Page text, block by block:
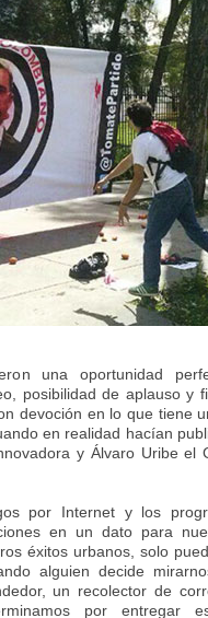
una oportunidad
posibilidad de aplauso y
devoción en lo que tiene
en realidad hacían
y Álvaro Uribe el
por Internet y los
en un dato para
éxitos urbanos, solo
alguien decide
un recolector de
por entregar